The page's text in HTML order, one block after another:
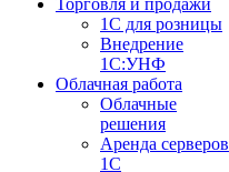
Торговля и продажи
1С для розницы
Внедрение
1С:УНФ
Облачная работа
Облачные
решения
Аренда серверов
1С